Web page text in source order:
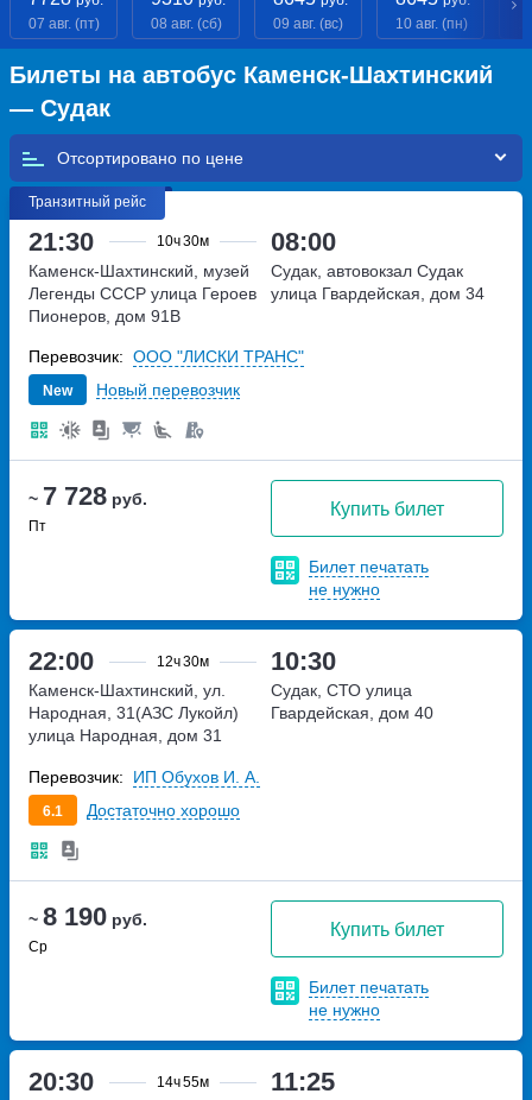
07 авг. (пт)
08 авг. (сб)
09 авг. (вс)
10 авг. (пн)
Билеты на автобус Каменск-Шахтинский
— Судак
Отсортировано по
Транзитный рейс
21:30 10ч30м 08:00
~ 7 728 руб.
Пт
Купить билет
Билет печатать
не нужно
Каменск-Шахтинский, музей
Легенды СССР улица Героев
Пионеров, дом 91В
Судак, автовокзал Судак
улица Гвардейская, дом 34
New Новый перевозчик
Перевозчик: ООО "ЛИСКИ ТРАНС"
22:00 12ч30м 10:30
~ 8 190 руб.
Ср
Купить билет
Билет печатать
не нужно
Каменск-Шахтинский, ул.
Народная, 31(АЗС Лукойл)
улица Народная, дом 31
Судак, СТО улица
Гвардейская, дом 40
6.1 Достаточно хорошо
Перевозчик: ИП Обухов И. А.
20:30 14ч55м 11:25